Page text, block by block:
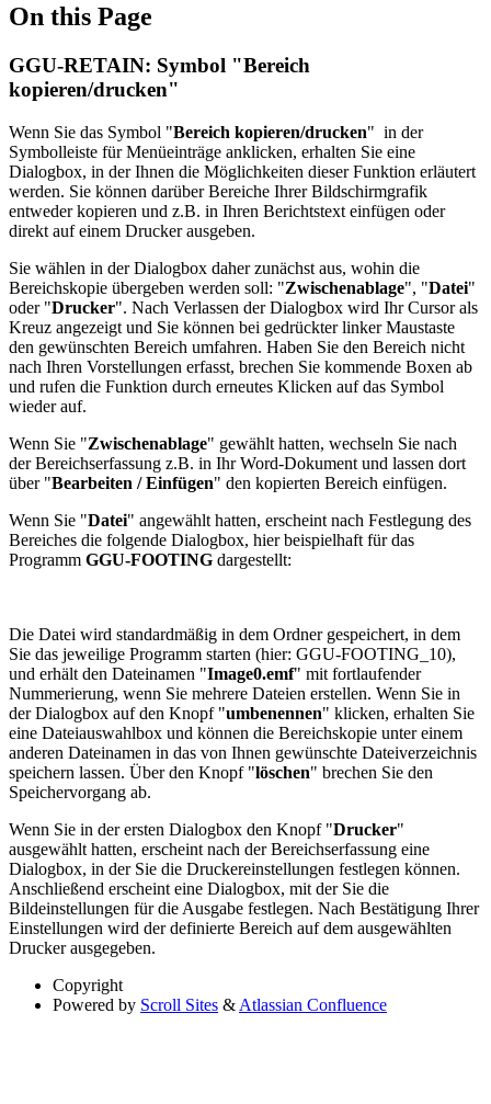
On this Page
GGU-RETAIN: Symbol "Bereich
kopieren/drucken"
Wenn Sie das Symbol "Bereich kopieren/drucken" in der
Symbolleiste für Menüeinträge anklicken, erhalten Sie eine
Dialogbox, in der Ihnen die Möglichkeiten dieser Funktion erläutert
werden. Sie können darüber Bereiche Ihrer Bildschirmgrafik
entweder kopieren und z.B. in Ihren Berichtstext einfügen oder
direkt auf einem Drucker ausgeben.
Sie wählen in der Dialogbox daher zunächst aus, wohin die
Bereichskopie übergeben werden soll: "Zwischenablage", "Datei"
oder "Drucker". Nach Verlassen der Dialogbox wird Ihr Cursor als
Kreuz angezeigt und Sie können bei gedrückter linker Maustaste
den gewünschten Bereich umfahren. Haben Sie den Bereich nicht
nach Ihren Vorstellungen erfasst, brechen Sie kommende Boxen ab
und rufen die Funktion durch erneutes Klicken auf das Symbol
wieder auf.
Wenn Sie "Zwischenablage" gewählt hatten, wechseln Sie nach
der Bereichserfassung z.B. in Ihr Word-Dokument und lassen dort
über "Bearbeiten / Einfügen" den kopierten Bereich einfügen.
Wenn Sie "Datei" angewählt hatten, erscheint nach Festlegung des
Bereiches die folgende Dialogbox, hier beispielhaft für das
Programm GGU-FOOTING dargestellt:
Die Datei wird standardmäßig in dem Ordner gespeichert, in dem
Sie das jeweilige Programm starten (hier: GGU-FOOTING_10),
und erhält den Dateinamen "Image0.emf" mit fortlaufender
Nummerierung, wenn Sie mehrere Dateien erstellen. Wenn Sie in
der Dialogbox auf den Knopf "umbenennen" klicken, erhalten Sie
eine Dateiauswahlbox und können die Bereichskopie unter einem
anderen Dateinamen in das von Ihnen gewünschte Dateiverzeichnis
speichern lassen. Über den Knopf "löschen" brechen Sie den
Speichervorgang ab.
Wenn Sie in der ersten Dialogbox den Knopf "Drucker"
ausgewählt hatten, erscheint nach der Bereichserfassung eine
Dialogbox, in der Sie die Druckereinstellungen festlegen können.
Anschließend erscheint eine Dialogbox, mit der Sie die
Bildeinstellungen für die Ausgabe festlegen. Nach Bestätigung Ihrer
Einstellungen wird der definierte Bereich auf dem ausgewählten
Drucker ausgegeben.
Copyright
Powered by Scroll Sites & Atlassian Confluence